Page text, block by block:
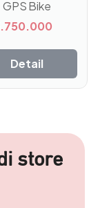
GPS Bike
Detail
store